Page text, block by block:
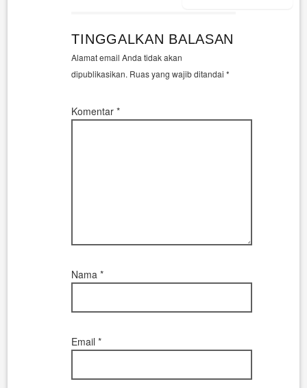
TINGGALKAN BALASAN
Alamat email Anda tidak akan
dipublikasikan. Ruas yang wajib ditandai*
Komentar*
Nama*
Email*